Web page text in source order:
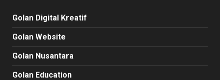
Golan Digital Kreatif
Golan Website
Golan Nusantara
Golan Education